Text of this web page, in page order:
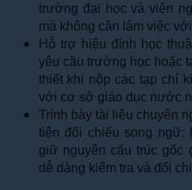
trường đại học và viện
mà không cần làm việc
Hỗ trợ hiệu đính học
yêu cầu trường học hoặc
thiết khi nộp các tạp chí
với cơ sở giáo dục nước
Trình bày tài liệu chuyên
tiện đối chiếu song ngữ:
giữ nguyên cấu trúc gốc
dễ dàng kiểm tra và đối